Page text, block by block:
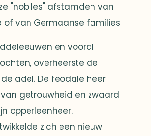
"nobiles" afstamden van
of van Germaanse families.
en vooral
overheerste de
adel. De feodale heer
getrouwheid en zwaard
opperleenheer.
zich een nieuw